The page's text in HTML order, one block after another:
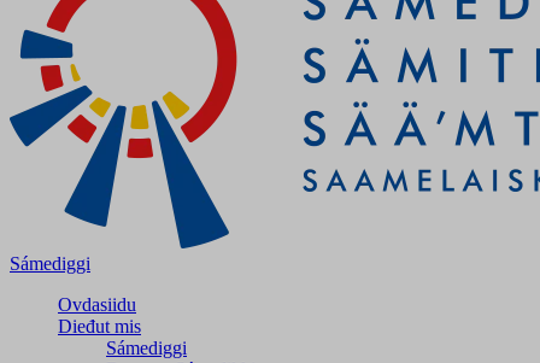
Sámediggi
Ovdasiidu
Dieđut mis
Sámediggi